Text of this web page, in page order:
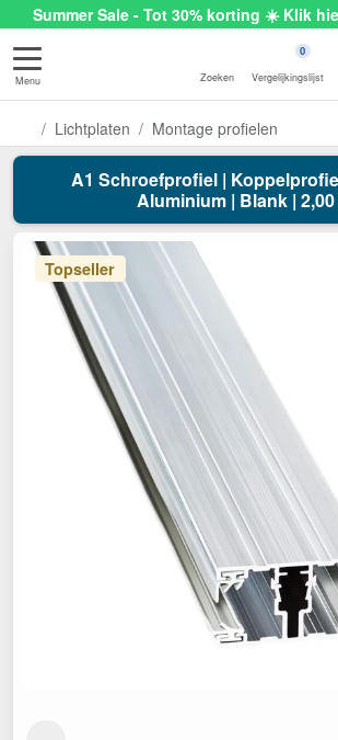
Summer Sale - Tot 30% korting ☀️ Klik
Menu Zoeken
0
Vergelijkingslijst
Lichtplaten Montage profielen
A1 Schroefprofiel |
Aluminium | Blank | 2,00
Topseller